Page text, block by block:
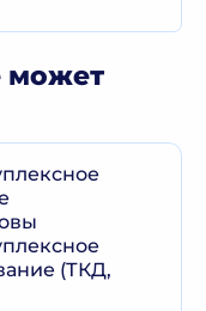
может
(ТКД,